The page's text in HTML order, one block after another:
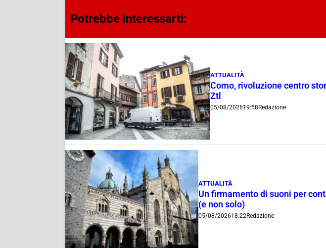
Potrebbe interessarti:
ATTUALITÀ
Como, rivoluzione centro
Ztl
05/08/202619:58 Redazione
ATTUALITÀ
Un firmamento di suoni per
(e non solo)
05/08/202618:22Redazione